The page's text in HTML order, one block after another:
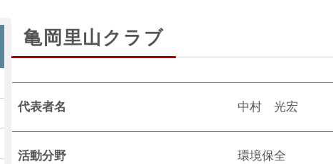
亀岡里山クラブ
代表者名 中村 光宏
活動分野 環境保全